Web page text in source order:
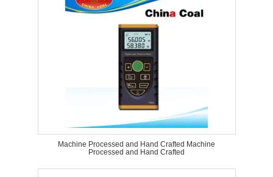
Machine Processed and Hand Crafted Machine
Processed and Hand Crafted